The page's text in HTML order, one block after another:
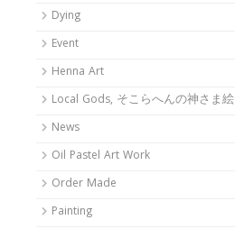
Dying
Event
Henna Art
Local Gods, そこらへんの神さま絵
News
Oil Pastel Art Work
Order Made
Painting